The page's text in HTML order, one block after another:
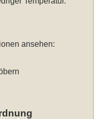
ansehen: